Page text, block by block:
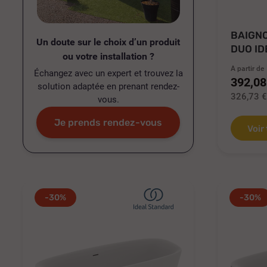
Un doute sur le choix d’un produit
ou votre installation ?
Échangez avec un expert et trouvez la
solution adaptée en prenant rendez-
vous.
Je prends rendez-vous
DUO
A partir de
326,73
Voir
-30% -30%